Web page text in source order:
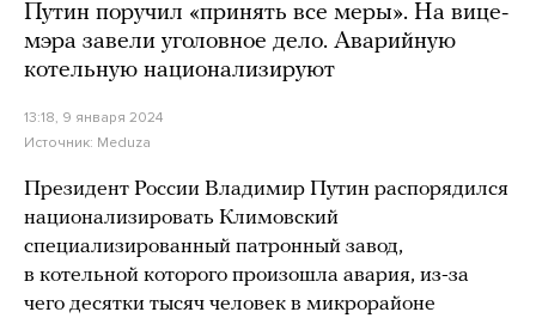
Путин поручил «принять все меры». На вице-
мэра завели уголовное дело. Аварийную
котельную национализируют
13:18, 9 января 2024
Источник: Meduza
Президент России Владимир Путин распорядился
национализировать Климовский
специализированный патронный завод,
в котельной которого произошла авария, из-за
чего десятки тысяч человек в микрорайоне